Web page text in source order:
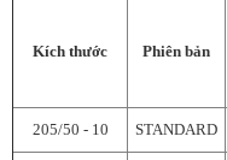
Kích thước Phiên bản
205/50 - 10 STANDARD